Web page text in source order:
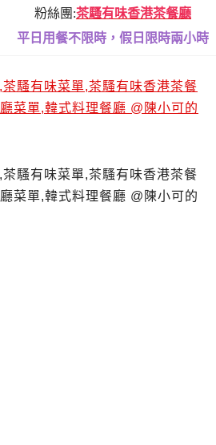
粉絲團:茶騷有味香港茶餐廳
平日用餐不限時，假日限時兩小時